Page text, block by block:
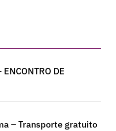
DE
– Transporte gratuito